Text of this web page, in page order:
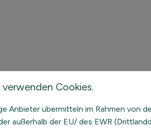
& Erlebnispädagoge (M.A.)
verwenden Cookies.
Anbieter übermitteln im Rahmen von
außerhalb der EU/ des EWR